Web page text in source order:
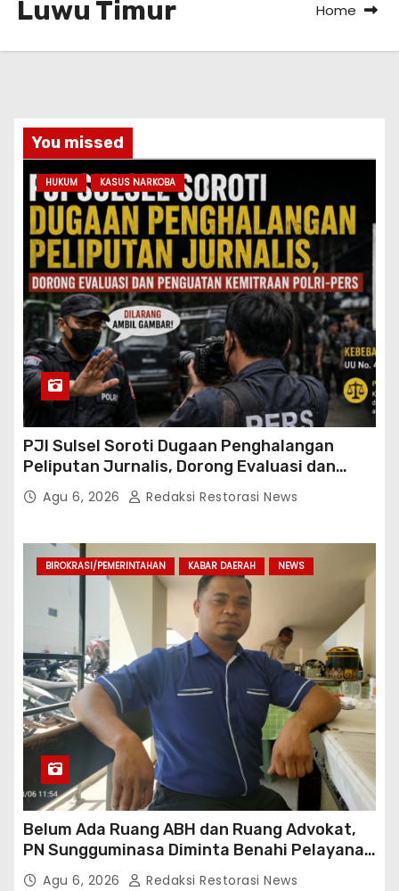
Luwu Timur Home
You missed
HUKUM KASUS NARKOBA
PJI Sulsel Soroti Dugaan Penghalangan
Peliputan Jurnalis, Dorong Evaluasi dan
Penguatan Kemitraan Polri-Pers
Agu 6, 2026 Redaksi Restorasi News
BIROKRASI/PEMERINTAHAN KABAR DAERAH NEWS
Belum Ada Ruang ABH dan Ruang Advokat,
PN Sungguminasa Diminta Benahi Pelayanan
PublikAgu 6, 2026 Redaksi Restorasi News